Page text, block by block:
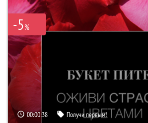
-5%
00:00:37 Получи первым!